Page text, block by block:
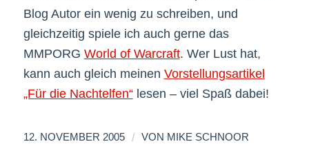
Blog Autor ein wenig zu schreiben, und
gleichzeitig spiele ich auch gerne das
MMPORG World of Warcraft. Wer Lust hat,
kann auch gleich meinen Vorstellungsartikel
„Für die Nachtelfen“lesen – viel Spaß dabei!
12. NOVEMBER 2005 / VON MIKE SCHNOOR